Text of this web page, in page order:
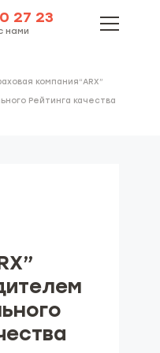
27 23
нами
компания“ARX”
Рейтинга качества